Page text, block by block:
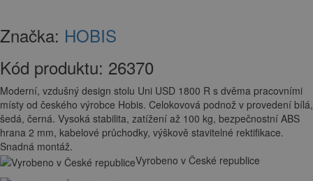
Značka: HOBIS
Kód produktu: 26370
Moderní, vzdušný design stolu Uni USD 1800 R s dvěma pracovními
místy od českého výrobce Hobis. Celokovová podnož v provedení bílá,
šedá, černá. Vysoká stabilita, zatížení až 100 kg, bezpečnostní ABS
hrana 2 mm, kabelové průchodky, výškově stavitelné rektifikace.
Snadná montáž.
Vyrobeno v České republice